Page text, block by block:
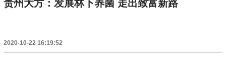
贵州大方：发展林下养菌 走出致富新路
2020-10-22 16:19:52